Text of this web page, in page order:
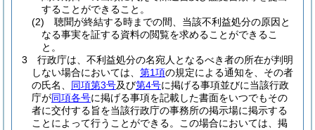
することができること。
(2)
聴聞が終結する時までの間、当該不利益処分の原因と
なる事実を証する資料の閲覧を求めることができるこ
と。
3
行政庁は、不利益処分の名宛人となるべき者の所在が判明
しない場合においては、 第1項の規定による通知を、その者
の氏名、 同項第3号及び第4号に掲げる事項並びに当該行政
庁が同項各号に掲げる事項を記載した書面をいつでもその
者に交付する旨を当該行政庁の事務所の掲示場に掲示する
ことによって行うことができる。
この場合においては、掲